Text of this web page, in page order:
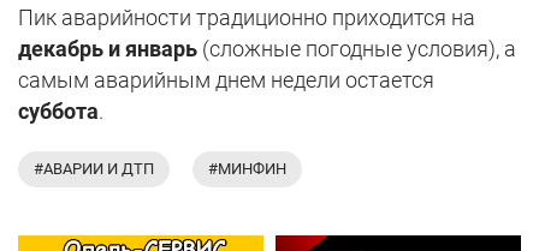
Пик аварийности традиционно приходится на
декабрь и январь (сложные погодные условия), а
самым аварийным днем недели остается
суббота.
#АВАРИИ И ДТП #МИНФИН